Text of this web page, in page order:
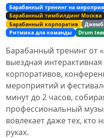
Барабанный тренинг на
Барабанный тимбилдинг Москва
Барабанный корпоратив
Ритмика для команды
Drum
Барабанный тренинг
выездная
корпоративов,
мероприятий и
минут до 2 часов,
профессиональный
вовлекает даже тех, кто
руках.